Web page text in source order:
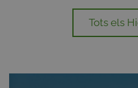
Tots els